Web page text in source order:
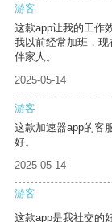
游客
这款app让我的工作
我以前经常加班，
伴家人。
2025-05-14
游客
这款加速器app的客
好。
2025-05-14
游客
这款app是我社交的